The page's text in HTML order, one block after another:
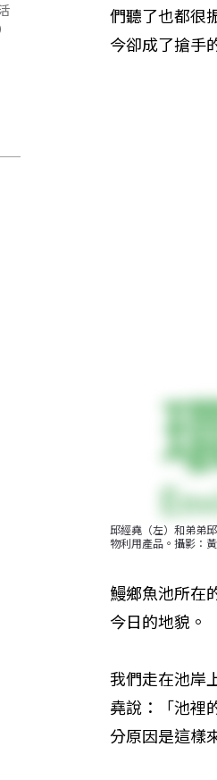
們聽了也都很
今卻成了搶手
邱經堯（左）和弟弟
物利用產品。攝影：
鰻鄉魚池所在
今日的地貌。
我們走在池岸
堯說：「池裡
分原因是這樣